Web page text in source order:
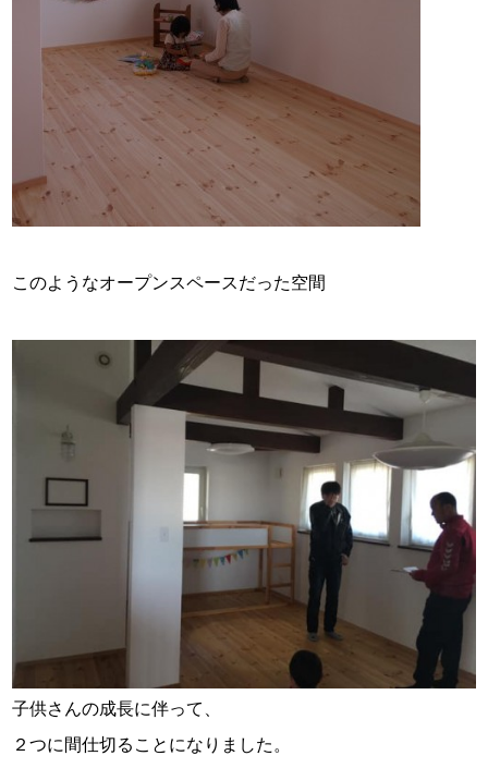
このようなオープンスペースだった空間
子供さんの成長に伴って、
２つに間仕切ることになりました。